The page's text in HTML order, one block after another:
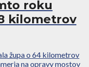
roku
kilometrov
župa o 64 kilometrov
na opravy mostov